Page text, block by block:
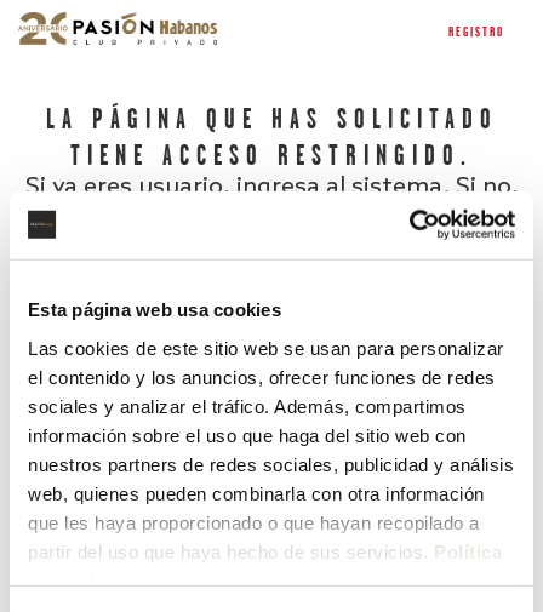
Esta página web usa cookies
Las cookies de este sitio web se usan para personalizar
el contenido y los anuncios, ofrecer funciones de redes
sociales y analizar el tráfico. Además, compartimos
información sobre el uso que haga del sitio web con
nuestros partners de redes sociales, publicidad y análisis
web, quienes pueden combinarla con otra información
que les haya proporcionado o que hayan recopilado a
partir del uso que haya hecho de sus servicios. Política
REGISTRO
LA PÁGINA QUE HAS SOLICITADO
TIENE ACCESO RESTRINGIDO.
Si ya eres usuario, ingresa al sistema. Si no,
¿Has olvidado tu contraseña?